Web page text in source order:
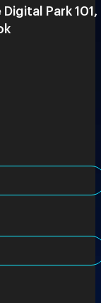
Park 101,